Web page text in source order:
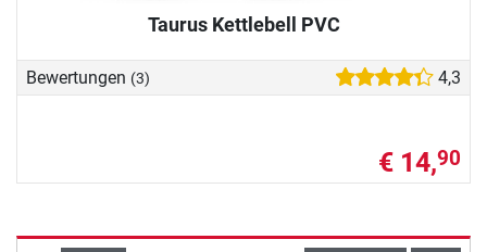
Taurus Kettlebell PVC
Bewertungen (3) 4,3
€ 14,90